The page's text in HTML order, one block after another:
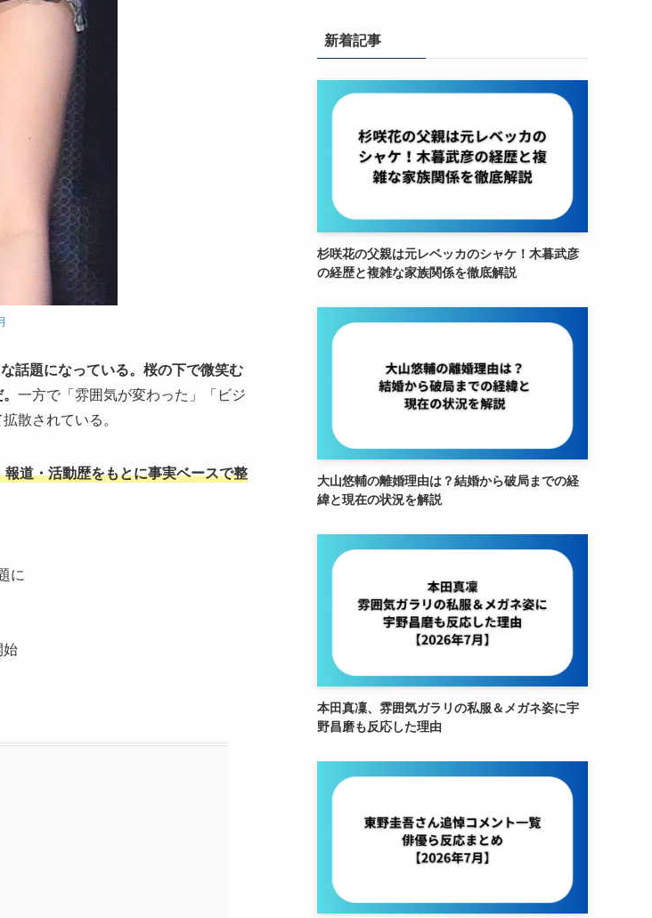
話題になっている。桜の下で微笑む
一方で「雰囲気が変わった」「ビジ
散されている。
道・活動歴をもとに事実ベースで整
に
始
新着記事
杉咲花の父親は元レベッカのシャケ！木暮武彦
の経歴と複雑な家族関係を徹底解説
大山悠輔の離婚理由は？結婚から破局までの経
緯と現在の状況を解説
本田真凜、雰囲気ガラリの私服＆メガネ姿に宇
野昌磨も反応した理由